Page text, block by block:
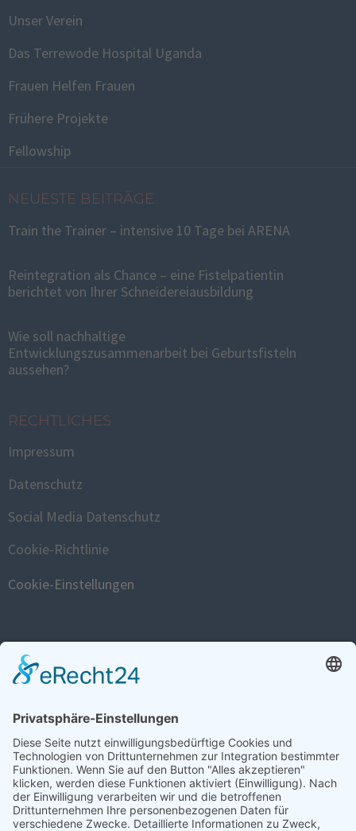
Unser Verein
Das Terrewode Hospital Uganda
Frauen Helfen Frauen
Frühere Projekte
Fellowship
NEUESTE BEITRÄGE
Train the Trainer – intensive 10 Tage bei ARENA
Reintegration als Chance – eine Fistelpatientin
berichtet von Ihrer Schneidereiausbildung
Wie soll nachhaltige
Entwicklungszusammenarbeit bei Geburtsfisteln
aussehen?
RECHTLICHES
Impressum
Datenschutz
Social Media Datenschutz
Cookie-Richtlinie
Cookie-Einstellungen
FISTULA WEBSITE
www.fistula.de
SOCIAL